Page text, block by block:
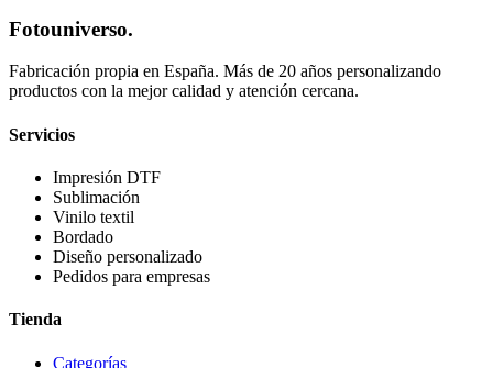
Fotouniverso.
Fabricación propia en España. Más de 20 años personalizando
productos con la mejor calidad y atención cercana.
Servicios
Impresión DTF
Sublimación
Vinilo textil
Bordado
Diseño personalizado
Pedidos para empresas
Tienda
Categorías